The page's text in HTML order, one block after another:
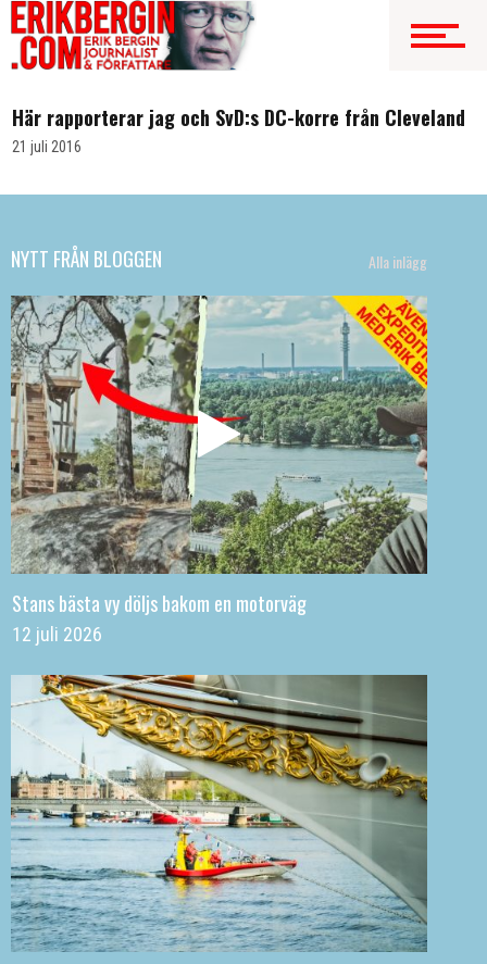
VIDEO
Här rapporterar jag och SvD:s DC-korre från Cleveland
21 juli 2016
NYTT FRÅN BLOGGEN Alla inlägg
Stans bästa vy döljs bakom en motorväg
12 juli 2026